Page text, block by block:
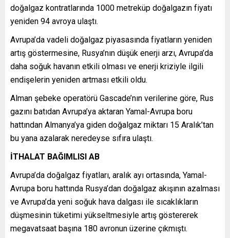
doğalgaz kontratlarında 1000 metreküp doğalgazın fiyatı
yeniden 94 avroya ulaştı.
Avrupa’da vadeli doğalgaz piyasasında fiyatların yeniden
artış göstermesine, Rusya’nın düşük enerji arzı, Avrupa’da
daha soğuk havanın etkili olması ve enerji kriziyle ilgili
endişelerin yeniden artması etkili oldu.
Alman şebeke operatörü Gascade’nın verilerine göre, Rus
gazını batıdan Avrupa’ya aktaran Yamal-Avrupa boru
hattından Almanya’ya giden doğalgaz miktarı 15 Aralık’tan
bu yana azalarak neredeyse sıfıra ulaştı.
İTHALAT BAĞIMLISI AB
Avrupa’da doğalgaz fiyatları, aralık ayı ortasında, Yamal-
Avrupa boru hattında Rusya’dan doğalgaz akışının azalması
ve Avrupa’da yeni soğuk hava dalgası ile sıcaklıkların
düşmesinin tüketimi yükseltmesiyle artış göstererek
megavatsaat başına 180 avronun üzerine çıkmıştı.